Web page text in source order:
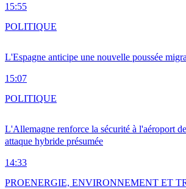
15:55
L'Espagne anticipe une nouvelle poussée
15:07
POLITIQUE
L'Allemagne renforce la sécurité à l'aéroport
attaque hybride présumée
14:33
POLITIQUE
PROENERGIE, ENVIRONNEMENT ET